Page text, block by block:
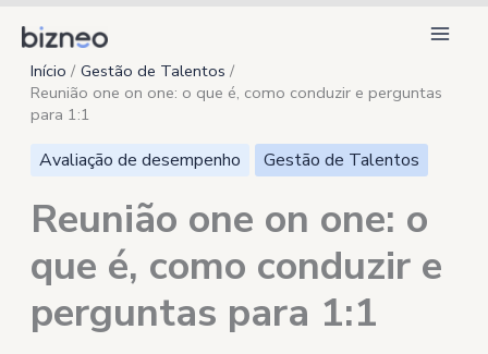
para
conteúdo
Início
Gestão de Talentos
Reunião one on one: o que é, como conduzir e perguntas
para 1:1
Avaliação de desempenho Gestão de Talentos
Reunião one on one: o
que é, como conduzir e
perguntas para 1:1